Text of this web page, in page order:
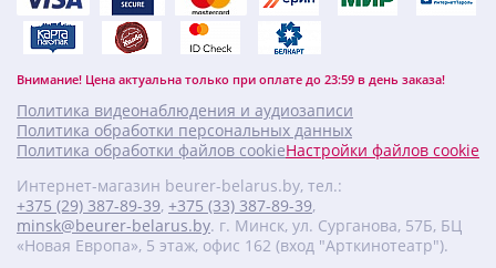
Внимание! Цена актуальна только при оплате до 23:59 в день заказа!
Политика видеонаблюдения и аудиозаписи
Политика обработки персональных данных
Политика обработки файлов cookieНастройки файлов cookie
Интернет-магазин beurer-belarus.by, тел.:
+375 (29) 387-89-39, +375 (33) 387-89-39,
minsk@beurer-belarus.by. г. Минск, ул. Сурганова, 57Б, БЦ
«Новая Европа», 5 этаж, офис 162 (вход "Арткинотеатр").